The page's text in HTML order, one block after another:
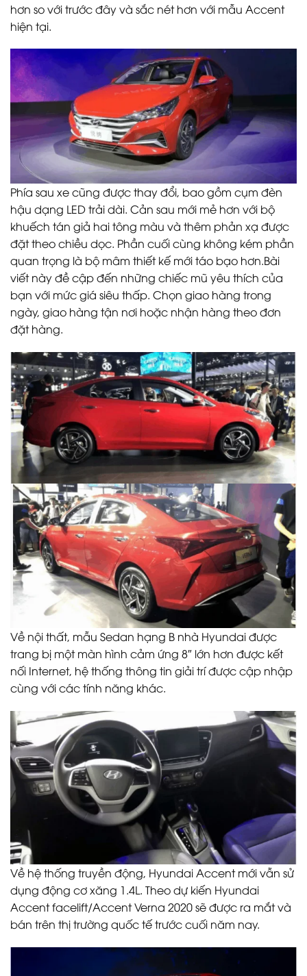
hơn so với trước đây và sắc nét hơn với mẫu Accent
hiện tại.
Phía sau xe cũng được thay đổi, bao gồm cụm đèn
hậu dạng LED trải dài. Cản sau mới mẻ hơn với bộ
khuếch tán giả hai tông màu và thêm phản xạ được
đặt theo chiều dọc. Phần cuối cùng không kém phần
quan trọng là bộ mâm thiết kế mới táo bạo hơn.Bài
viết này đề cập đến những chiếc mũ yêu thích của
bạn với mức giá siêu thấp. Chọn giao hàng trong
ngày, giao hàng tận nơi hoặc nhận hàng theo đơn
đặt hàng.
Về nội thất, mẫu Sedan hạng B nhà Hyundai được
trang bị một màn hình cảm ứng 8″ lớn hơn được kết
nối Internet, hệ thống thông tin giải trí được cập nhập
cùng với các tính năng khác.
Về hệ thống truyền động, Hyundai Accent mới vẫn sử
dụng động cơ xăng 1.4L. Theo dự kiến Hyundai
Accent facelift/Accent Verna 2020 sẽ được ra mắt và
bán trên thị trường quốc tế trước cuối năm nay.